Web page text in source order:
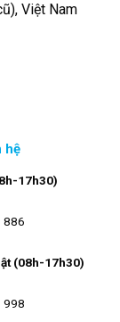
Việt Nam
hệ
17h30)
886
(08h-17h30)
998